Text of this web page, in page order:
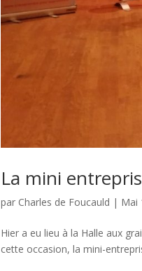
La mini
par Charles de Foucauld | Mai
Hier a eu lieu à la Halle aux
cette occasion, la mini-